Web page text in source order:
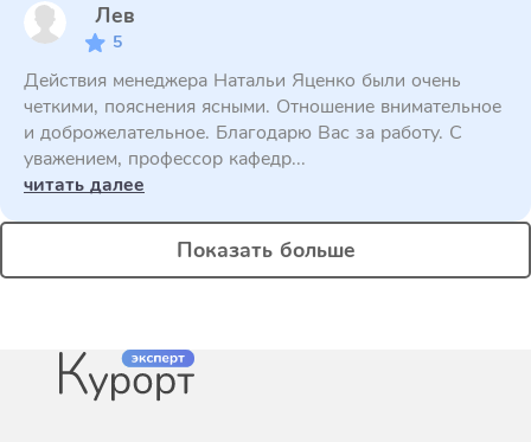
Лев
5
Действия менеджера Натальи Яценко были очень
четкими, пояснения ясными. Отношение внимательное
и доброжелательное. Благодарю Вас за работу. С
уважением, профессор кафедр...
читать далее
Показать больше